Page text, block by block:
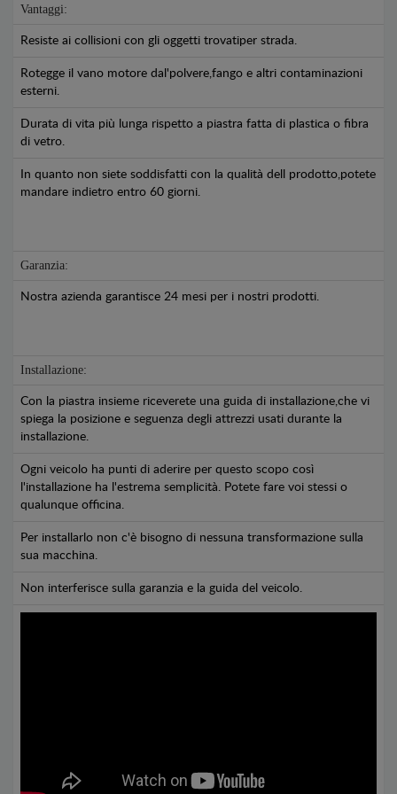
Vantaggi:
Resiste ai collisioni con gli oggetti trovatiper strada.
Rotegge il vano motore dal'polvere,fango e altri contaminazioni
esterni.
Durata di vita più lunga rispetto a piastra fatta di plastica o fibra
di vetro.
In quanto non siete soddisfatti con la qualità dell prodotto,potete
mandare indietro entro 60 giorni.
Garanzia:
Nostra azienda garantisce 24 mesi per i nostri prodotti.
Installazione:
Con la piastra insieme riceverete una guida di installazione,che vi
spiega la posizione e seguenza degli attrezzi usati durante la
installazione.
Ogni veicolo ha punti di aderire per questo scopo così
l'installazione ha l'estrema semplicità. Potete fare voi stessi o
qualunque officina.
Per installarlo non c'è bisogno di nessuna transformazione sulla
sua macchina.
Non interferisce sulla garanzia e la guida del veicolo.